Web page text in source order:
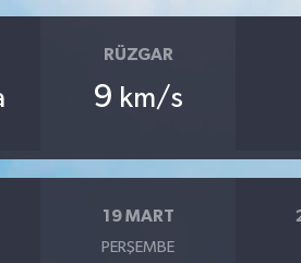
RÜZGAR
9 km/s
19 MART
PERŞEMBE